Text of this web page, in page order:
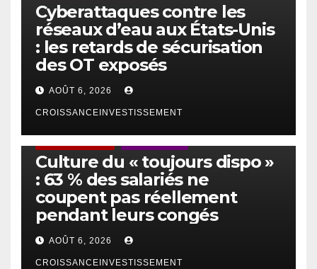
Cyberattaques contre les
réseaux d’eau aux États-Unis
: les retards de sécurisation
des OT exposés
AOÛT 6, 2026
CROISSANCEINVESTISSEMENT
Culture du « toujours dispo »
: 63 % des salariés ne
coupent pas réellement
pendant leurs congés
AOÛT 6, 2026
CROISSANCEINVESTISSEMENT